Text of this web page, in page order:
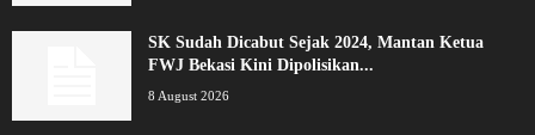
SK Sudah Dicabut Sejak 2024, Mantan Ketua
FWJ Bekasi Kini Dipolisikan...
8 August 2026